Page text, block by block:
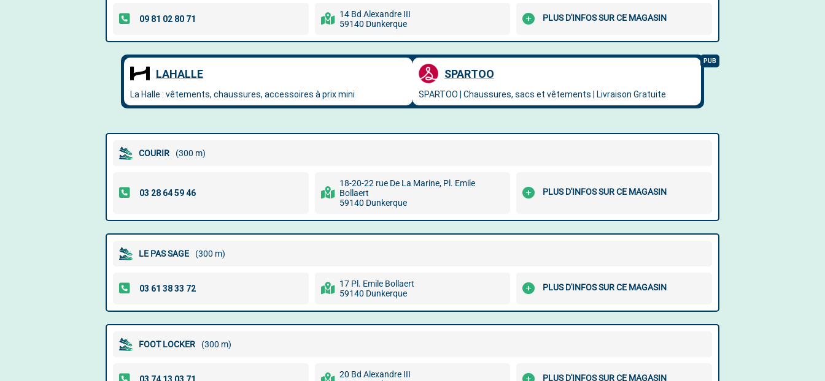
14 Bd Alexandre III
59140 Dunkerque
PLUS D'INFOS SUR CE MAGASIN
COURIR (300 m)
18-20-22 rue De La Marine, Pl. Emile
Bollaert
59140 Dunkerque
PLUS D'INFOS SUR CE MAGASIN
LE PAS SAGE (300 m)
17 Pl. Emile Bollaert
59140 Dunkerque
PLUS D'INFOS SUR CE MAGASIN
FOOT LOCKER (300 m)
20 Bd Alexandre III
PLUS D'INFOS SUR CE MAGASIN